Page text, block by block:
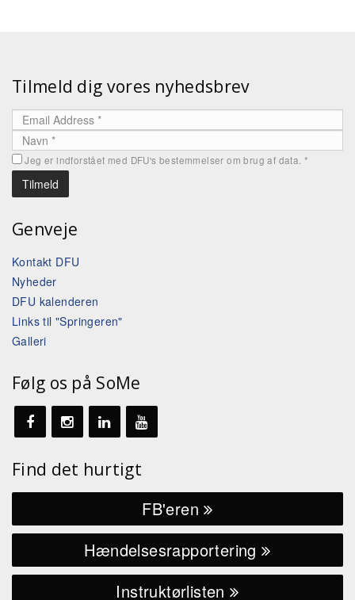
Tilmeld dig vores nyhedsbrev
Jeg er indforstået med DFU's bestemmelser om brug af data.*
Genveje
Kontakt DFU
Nyheder
DFU kalenderen
Links til "Springeren"
Galleri
Følg os på SoMe
Find det hurtigt
FB'eren
Hændelsesrapportering
Instruktørlisten